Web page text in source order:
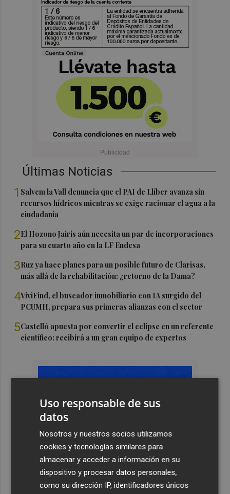
Últimas Noticias
1 Salvem la Vall denuncia que el PAI de Llíber avanza sin
recursos hídricos mientras se exige racionar el agua a la
ciudadanía
2El Hozono Jairis aún necesita un par de incorporaciones
para su cuarto año en la LF Endesa
3Ruz ya hace planes para un posible futuro de Clarisas,
más allá de la rehabilitación: ¿retorno de la Dama?
4ViviFind, el buscador inmobiliario con IA surgido del
PCUMH, prepara sus primeras alianzas con el sector
5Castelló apuesta por convertir el eclipse en un referente
científico: recibirá a un gran equipo de expertos
Uso responsable de sus
datos
Nosotros y nuestros socios utilizamos
cookies y tecnologías similares para
almacenar y acceder a información en su
dispositivo y procesar datos personales,
como su dirección IP, identificadores únicos